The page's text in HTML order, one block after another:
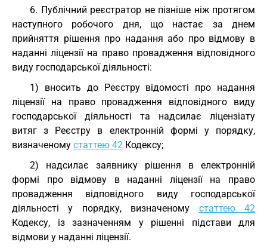
6. Публічний реєстратор не пізніше ніж протягом
наступного робочого дня, що настає за днем
прийняття рішення про надання або про відмову в
наданні ліцензії на право провадження відповідного
виду господарської діяльності:
1) вносить до Реєстру відомості про надання
ліцензії на право провадження відповідного виду
господарської діяльності та надсилає ліцензіату
витяг з Реєстру в електронній формі у порядку,
визначеному статтею 42 Кодексу;
2) надсилає заявнику рішення в електронній
формі про відмову в наданні ліцензії на право
провадження відповідного виду господарської
діяльності у порядку, визначеному статтею 42
Кодексу, із зазначенням у рішенні підстави для
відмови у наданні ліцензії.